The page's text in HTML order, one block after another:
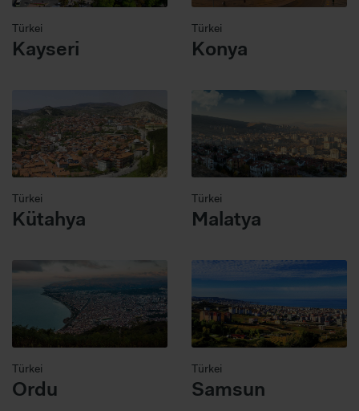
Türkei
Kayseri
Türkei
Konya
Türkei
Kütahya
Türkei
Malatya
Türkei
Ordu
Türkei
Samsun